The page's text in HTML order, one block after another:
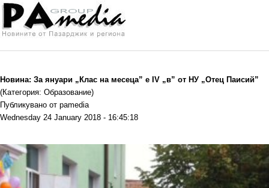
Новина: За януари „Клас на месеца” е IV „в” от НУ „Отец Паисий”
(Категория: Образование)
Публикувано от pamedia
Wednesday 24 January 2018 - 16:45:18